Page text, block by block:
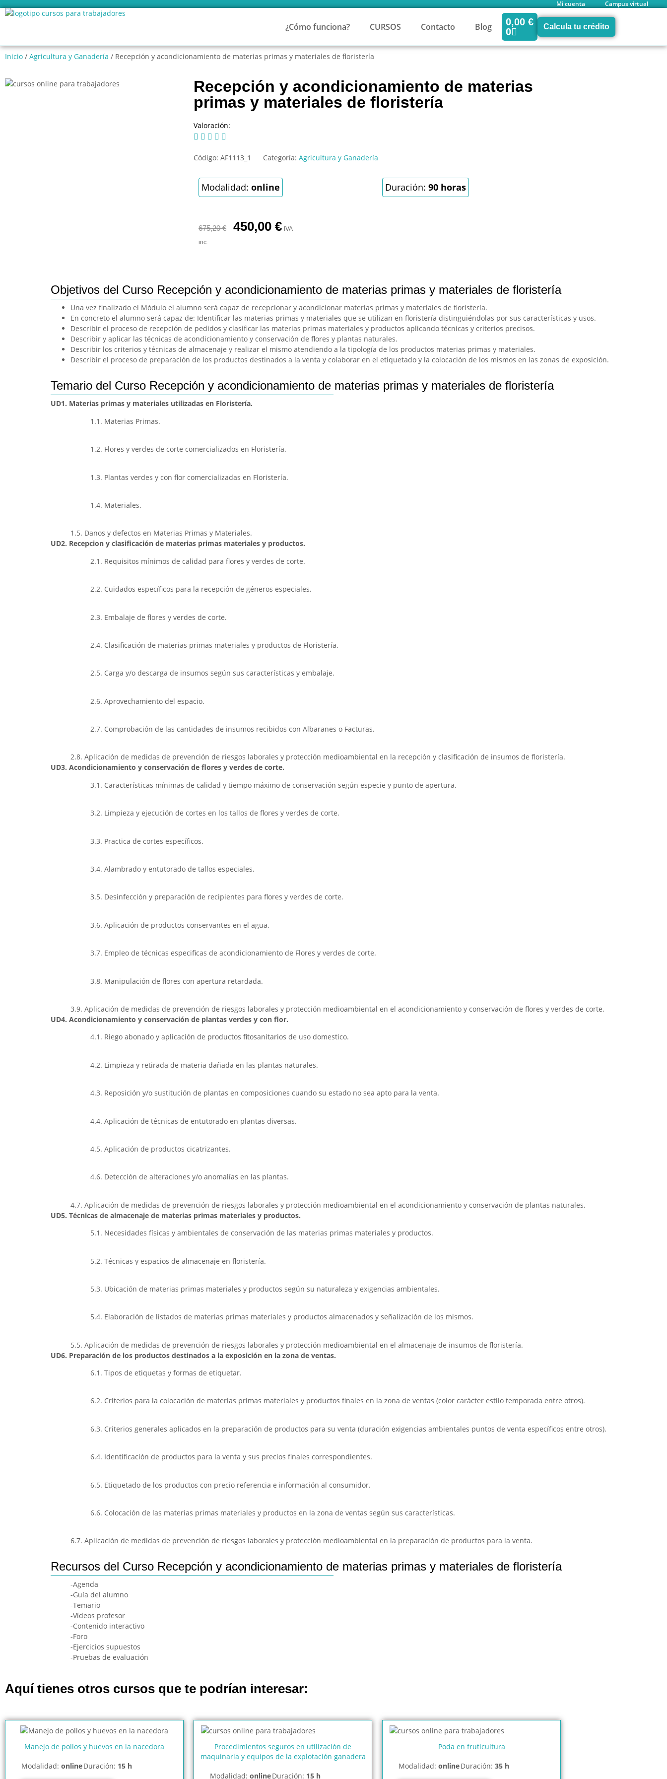
Mi cuenta Campus virtual
¿Cómo funciona? CURSOS Contacto Blog 0,00 €
0
Calcula tu crédito
Inicio / Agricultura y Ganadería / Recepción y acondicionamiento de materias primas y materiales de floristería
Recepción y acondicionamiento de materias
primas y materiales de floristería
Valoración:
    
Código: AF1113_1 Categoría: Agricultura y Ganadería
Modalidad: online Duración: 90 horas
675,20€ 450,00 € IVA
inc.
Objetivos del Curso Recepción y acondicionamiento de materias primas y materiales de floristería
Una vez finalizado el Módulo el alumno será capaz de recepcionar y acondicionar materias primas y materiales de floristería.
En concreto el alumno será capaz de: Identificar las materias primas y materiales que se utilizan en floristería distinguiéndolas por sus características y usos.
Describir el proceso de recepción de pedidos y clasificar las materias primas materiales y productos aplicando técnicas y criterios precisos.
Describir y aplicar las técnicas de acondicionamiento y conservación de flores y plantas naturales.
Describir los criterios y técnicas de almacenaje y realizar el mismo atendiendo a la tipología de los productos materias primas y materiales.
Describir el proceso de preparación de los productos destinados a la venta y colaborar en el etiquetado y la colocación de los mismos en las zonas de exposición.
Temario del Curso Recepción y acondicionamiento de materias primas y materiales de floristería
UD1. Materias primas y materiales utilizadas en Floristería.
1.1. Materias Primas.
1.2. Flores y verdes de corte comercializados en Floristería.
1.3. Plantas verdes y con flor comercializadas en Floristería.
1.4. Materiales.
1.5. Danos y defectos en Materias Primas y Materiales.
UD2. Recepcion y clasificación de materias primas materiales y productos.
2.1. Requisitos mínimos de calidad para flores y verdes de corte.
2.2. Cuidados específicos para la recepción de géneros especiales.
2.3. Embalaje de flores y verdes de corte.
2.4. Clasificación de materias primas materiales y productos de Floristería.
2.5. Carga y/o descarga de insumos según sus características y embalaje.
2.6. Aprovechamiento del espacio.
2.7. Comprobación de las cantidades de insumos recibidos con Albaranes o Facturas.
2.8. Aplicación de medidas de prevención de riesgos laborales y protección medioambiental en la recepción y clasificación de insumos de floristería.
UD3. Acondicionamiento y conservación de flores y verdes de corte.
3.1. Características mínimas de calidad y tiempo máximo de conservación según especie y punto de apertura.
3.2. Limpieza y ejecución de cortes en los tallos de flores y verdes de corte.
3.3. Practica de cortes específicos.
3.4. Alambrado y entutorado de tallos especiales.
3.5. Desinfección y preparación de recipientes para flores y verdes de corte.
3.6. Aplicación de productos conservantes en el agua.
3.7. Empleo de técnicas especificas de acondicionamiento de Flores y verdes de corte.
3.8. Manipulación de flores con apertura retardada.
3.9. Aplicación de medidas de prevención de riesgos laborales y protección medioambiental en el acondicionamiento y conservación de flores y verdes de corte.
UD4. Acondicionamiento y conservación de plantas verdes y con flor.
4.1. Riego abonado y aplicación de productos fitosanitarios de uso domestico.
4.2. Limpieza y retirada de materia dañada en las plantas naturales.
4.3. Reposición y/o sustitución de plantas en composiciones cuando su estado no sea apto para la venta.
4.4. Aplicación de técnicas de entutorado en plantas diversas.
4.5. Aplicación de productos cicatrizantes.
4.6. Detección de alteraciones y/o anomalías en las plantas.
4.7. Aplicación de medidas de prevención de riesgos laborales y protección medioambiental en el acondicionamiento y conservación de plantas naturales.
UD5. Técnicas de almacenaje de materias primas materiales y productos.
5.1. Necesidades físicas y ambientales de conservación de las materias primas materiales y productos.
5.2. Técnicas y espacios de almacenaje en floristería.
5.3. Ubicación de materias primas materiales y productos según su naturaleza y exigencias ambientales.
5.4. Elaboración de listados de materias primas materiales y productos almacenados y señalización de los mismos.
5.5. Aplicación de medidas de prevención de riesgos laborales y protección medioambiental en el almacenaje de insumos de floristería.
UD6. Preparación de los productos destinados a la exposición en la zona de ventas.
6.1. Tipos de etiquetas y formas de etiquetar.
6.2. Criterios para la colocación de materias primas materiales y productos finales en la zona de ventas (color carácter estilo temporada entre otros).
6.3. Criterios generales aplicados en la preparación de productos para su venta (duración exigencias ambientales puntos de venta específicos entre otros).
6.4. Identificación de productos para la venta y sus precios finales correspondientes.
6.5. Etiquetado de los productos con precio referencia e información al consumidor.
6.6. Colocación de las materias primas materiales y productos en la zona de ventas según sus características.
6.7. Aplicación de medidas de prevención de riesgos laborales y protección medioambiental en la preparación de productos para la venta.
Recursos del Curso Recepción y acondicionamiento de materias primas y materiales de floristería
-Agenda
-Guía del alumno
-Temario
-Vídeos profesor
-Contenido interactivo
-Foro
-Ejercicios supuestos
-Pruebas de evaluación
Aquí tienes otros cursos que te podrían interesar:
Manejo de pollos y huevos en la nacedora
Modalidad: onlineDuración: 15 h
Procedimientos seguros en utilización de
maquinaria y equipos de la explotación ganadera
Modalidad: onlineDuración: 15 h
Poda en fruticultura
Modalidad: onlineDuración: 35 h